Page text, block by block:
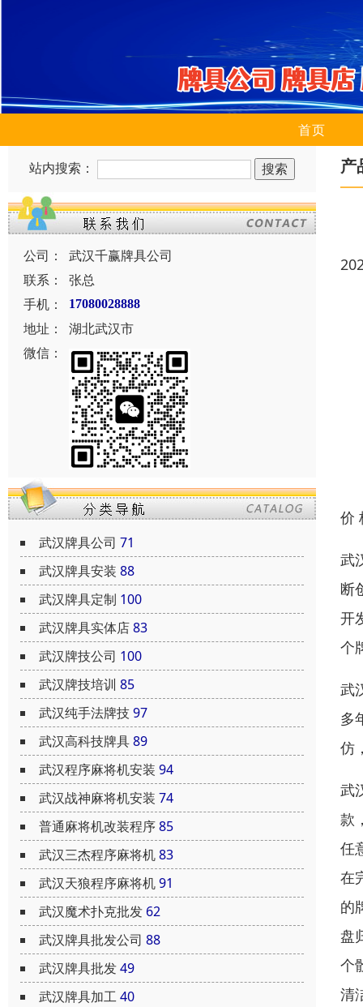
首页
站内搜索：
公司：
武汉千赢牌具公司
联系：
张总
手机：
17080028888
地址：
湖北武汉市
微信：
武汉牌具公司 71
武汉牌具安装 88
武汉牌具定制 100
武汉牌具实体店83
武汉牌技公司 100
武汉牌技培训 85
武汉纯手法牌技97
武汉高科技牌具89
武汉程序麻将机安装 94
武汉战神麻将机安装 74
普通麻将机改装程序85
武汉三杰程序麻将机83
武汉天狼程序麻将机91
武汉魔术扑克批发 62
武汉牌具批发公司 88
武汉牌具批发49
武汉牌具加工40
产
价
武
断
开
个
武
多
仿
武
款
任
在
的
盘
个
清